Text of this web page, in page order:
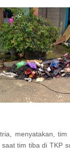
menyatakan,
tim tiba di TKP